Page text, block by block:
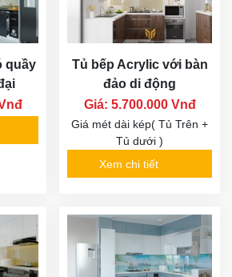
quầy
Tủ bếp Acrylic với bàn
đảo di động
Giá: 5.700.000 Vnđ
Giá mét dài kép( Tủ Trên +
Tủ dưới )
Xem chi tiết